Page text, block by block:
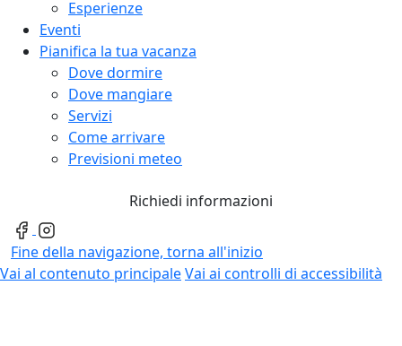
Esperienze
Eventi
Pianifica la tua vacanza
Dove dormire
Dove mangiare
Servizi
Come arrivare
Previsioni meteo
Richiedi informazioni
Fine della navigazione, torna all'inizio
Vai al contenuto principaleVai ai controlli di accessibilità